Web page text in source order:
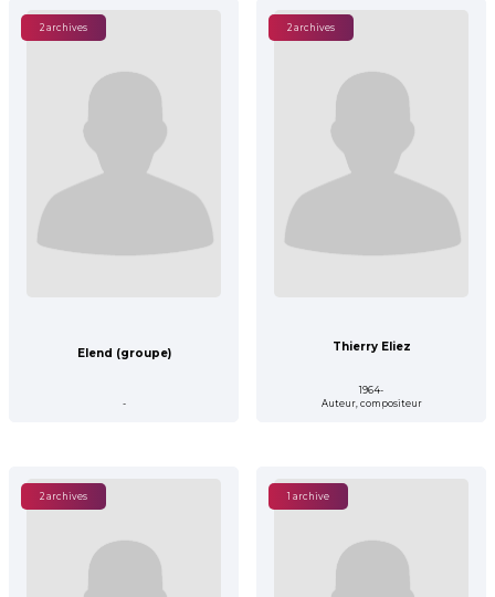
2 archives
Elend (groupe)
-
2 archives
Thierry Eliez
1964-
Auteur, compositeur
2 archives 1 archive